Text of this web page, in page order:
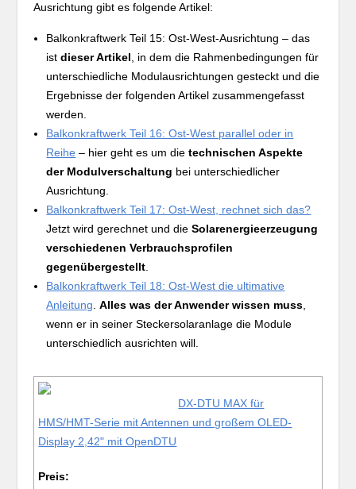
Ausrichtung gibt es folgende Artikel:
Balkonkraftwerk Teil 15: Ost-West-Ausrichtung – das
istdieser Artikel , in dem die Rahmenbedingungen für
unterschiedliche Modulausrichtungen gesteckt und die
Ergebnisse der folgenden Artikel zusammengefasst
werden.
Balkonkraftwerk Teil 16: Ost-West parallel oder in
Reihe – hier geht es um dietechnischen Aspekte
der Modulverschaltung bei unterschiedlicher
Ausrichtung.
Balkonkraftwerk Teil 17: Ost-West, rechnet sich das?
Jetzt wird gerechnet und dieSolarenergieerzeugung
verschiedenen Verbrauchsprofilen
gegenübergestellt
Balkonkraftwerk Teil 18: Ost-West die ultimative
Anleitung .Alles was der Anwender wissen muss
wenn er in seiner Steckersolaranlage die Module
unterschiedlich ausrichten will.
DX-DTU MAX für
HMS/HMT-Serie mit Antennen und großem OLED-
Display 2,42" mit OpenDTU
Preis: